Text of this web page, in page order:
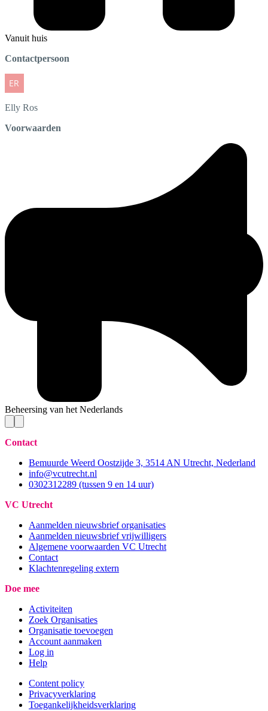
Vanuit huis
Contactpersoon
Elly Ros
Voorwaarden
Beheersing van het Nederlands
Contact
Bemuurde Weerd Oostzijde 3, 3514 AN Utrecht, Nederland
info@vcutrecht.nl
0302312289 (tussen 9 en 14 uur)
VC Utrecht
Aanmelden nieuwsbrief organisaties
Aanmelden nieuwsbrief vrijwilligers
Algemene voorwaarden VC Utrecht
Contact
Klachtenregeling extern
Doe mee
Activiteiten
Zoek Organisaties
Organisatie toevoegen
Account aanmaken
Log in
Help
Content policy
Privacyverklaring
Toegankelijkheidsverklaring